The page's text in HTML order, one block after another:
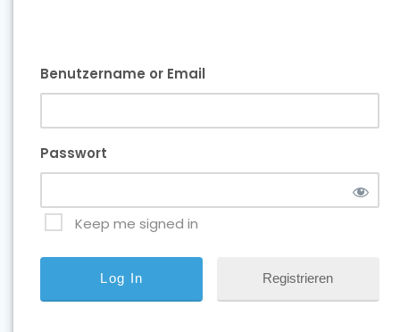
Benutzername or Email
Passwort
Keep me signed in
Registrieren